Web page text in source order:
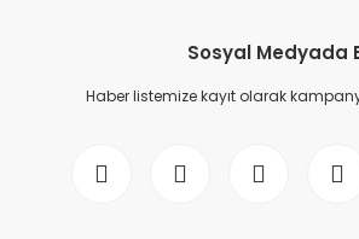
Sosyal Medyada
Haber listemize kayıt olarak